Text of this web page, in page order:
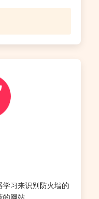
习来识别防火墙的
网站。